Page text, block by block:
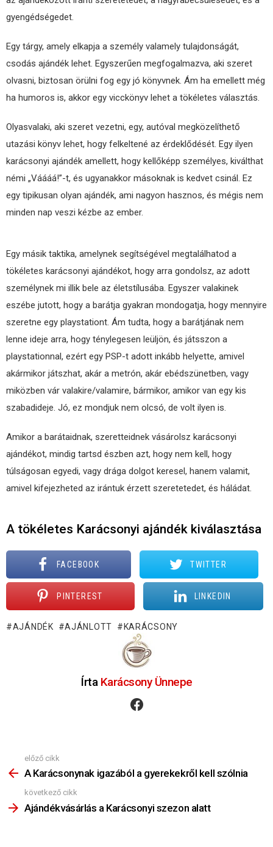
gyengédségedet.
Egy tárgy, amely elkapja a személy valamely tulajdonságát,
csodás ajándék lehet. Egyszerűen megfogalmazva, aki szeret
olvasni, biztosan örülni fog egy jó könyvnek. Ám ha emellett még
ha humoros is, akkor egy vicckönyv lehet a tökéletes választás.
Olyasvalaki, aki szeret vezetni, egy, autóval megközelíthető
utazási könyv lehet, hogy felkeltené az érdeklődését. Egy ilyen
karácsonyi ajándék amellett, hogy kellőképp személyes, kiválthat
némi „Váááá!”-t, és ugyanakkor másoknak is kedvet csinál. Ez
egy tipikusan olyan ajándék, ami nagyon hasznos, és mégis nem
minden nap veszi kézbe az ember.
Egy másik taktika, amelynek segítségével megtalálhatod a
tökéletes karácsonyi ajándékot, hogy arra gondolsz, az adott
személynek mi illik bele az életstílusába. Egyszer valakinek
eszébe jutott, hogy a barátja gyakran mondogatja, hogy mennyire
szeretne egy playstationt. Ám tudta, hogy a barátjának nem
lenne ideje arra, hogy ténylegesen leüljön, és játsszon a
playstationnal, ezért egy PSP-t adott inkább helyette, amivel
akármikor játszhat, akár a metrón, akár ebédszünetben, vagy
miközben vár valakire/valamire, bármikor, amikor van egy kis
szabadideje. Jó, ez mondjuk nem olcsó, de volt ilyen is.
Amikor a barátaidnak, szeretteidnek vásárolsz karácsonyi
ajándékot, mindig tartsd észben azt, hogy nem kell, hogy
túlságosan egyedi, vagy drága dolgot keresel, hanem valamit,
amivel kifejezheted az irántuk érzett szeretetedet, és háládat.
A tökéletes Karácsonyi ajándék kiválasztása
FACEBOOK TWITTER
PINTEREST LINKEDIN
AJÁNDÉK AJÁNLOTT KARÁCSONY
Írta Karácsony Ünnepe
Nézz
Többet
előző cikk
A Karácsonynak igazából a gyerekekről kell szólnia
következő cikk
Ajándékvásárlás a Karácsonyi szezon alatt